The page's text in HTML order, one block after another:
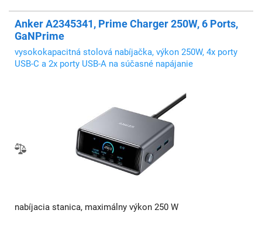
Anker A2345341, Prime Charger 250W, 6 Ports,
GaNPrime
vysokokapacitná stolová nabíjačka, výkon 250W, 4x porty
USB-C a 2x porty USB-A na súčasné napájanie
nabíjacia stanica, maximálny výkon 250 W